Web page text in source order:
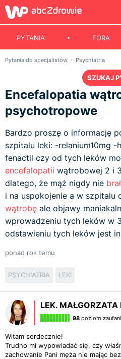
PYTANIA FORA
Pytania do specjalistów Psychiatria
SZUKAJ
Encefalopatia
psychotropowe
Bardzo proszę o informację
szpitalu leki: -relanium10mg
fenactil czy od tych leków
encefalopatii wątrobowej 2 i
dlatego, że mąż nigdy nie brał
i na uspokojenie a w szpitalu
wątrobę ale objawy
wprowadzeniu tych leków w
odstawieniu tych leków jest
ponad rok temu
PSYCHIATRIA LEKI
LEK.
98 poziom
Witam serdecznie!
Trudno mi wypowiadać się, czy
zachowanie Pani męża nie mając